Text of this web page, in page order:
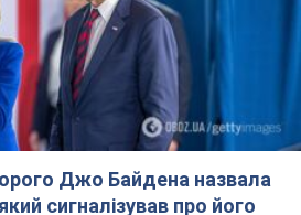
цьому належної уваги
13-річна
внаслідок
Сумщину. Фото